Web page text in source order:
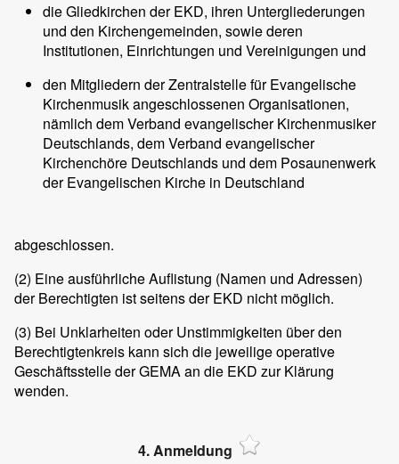
die Gliedkirchen der EKD, ihren Untergliederungen
und den Kirchengemeinden, sowie deren
Institutionen, Einrichtungen und Vereinigungen und
den Mitgliedern der Zentralstelle für Evangelische
Kirchenmusik angeschlossenen Organisationen,
nämlich dem Verband evangelischer Kirchenmusiker
Deutschlands, dem Verband evangelischer
Kirchenchöre Deutschlands und dem Posaunenwerk
der Evangelischen Kirche in Deutschland
abgeschlossen.
(2) Eine ausführliche Auflistung (Namen und Adressen)
der Berechtigten ist seitens der EKD nicht möglich.
(3) Bei Unklarheiten oder Unstimmigkeiten über den
Berechtigtenkreis kann sich die jeweilige operative
Geschäftsstelle der GEMA an die EKD zur Klärung
wenden.
4. Anmeldung